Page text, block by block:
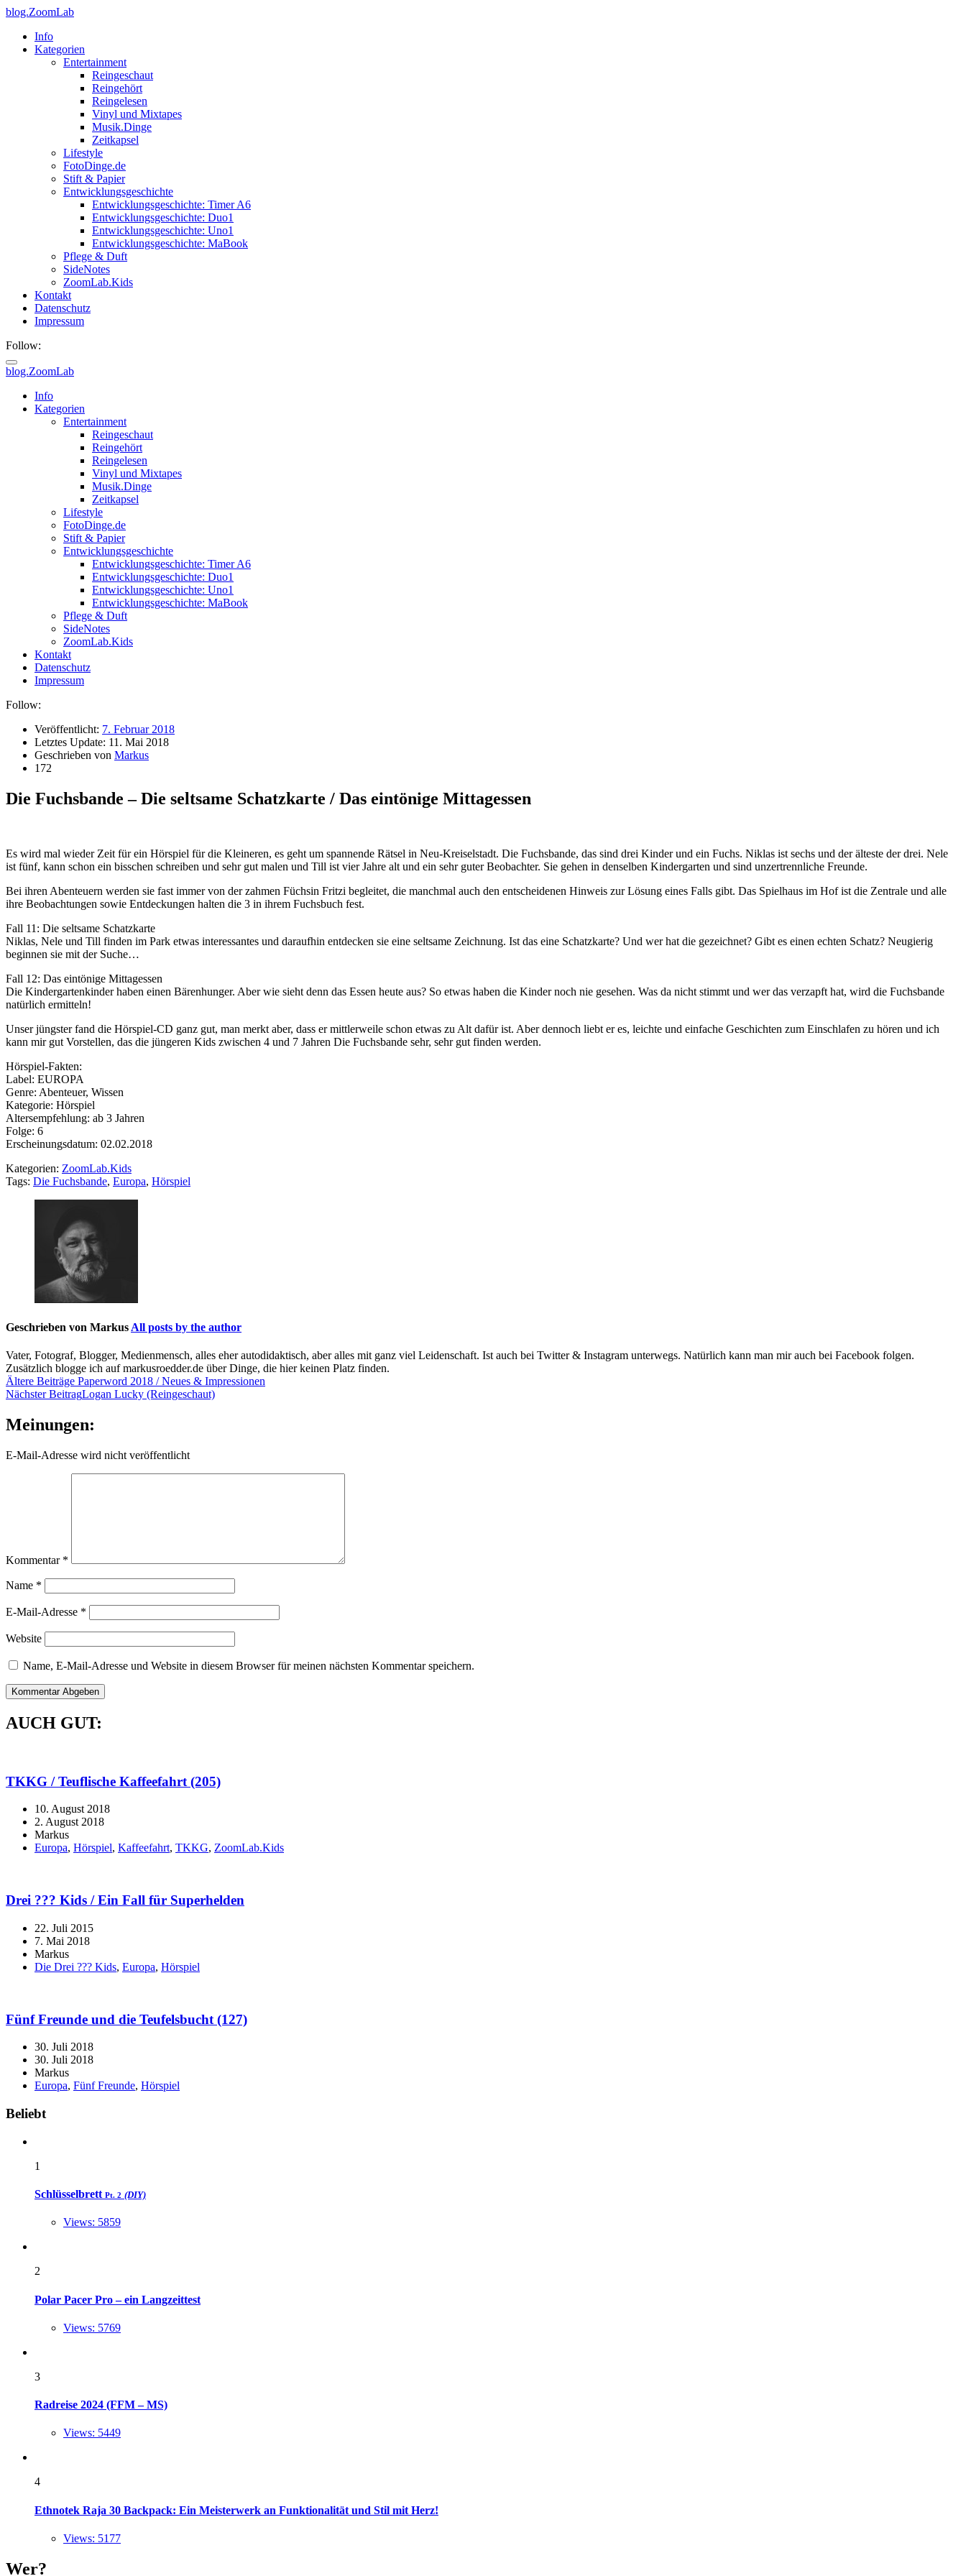
blog.ZoomLab
Info
Kategorien
Entertainment
Reingeschaut
Reingehört
Reingelesen
Vinyl und Mixtapes
Musik.Dinge
Zeitkapsel
Lifestyle
FotoDinge.de
Stift & Papier
Entwicklungsgeschichte
Entwicklungsgeschichte: Timer A6
Entwicklungsgeschichte: Duo1
Entwicklungsgeschichte: Uno1
Entwicklungsgeschichte: MaBook
Pflege & Duft
SideNotes
ZoomLab.Kids
Kontakt
Datenschutz
Impressum
Follow:
blog.ZoomLab
Info
Kategorien
Entertainment
Reingeschaut
Reingehört
Reingelesen
Vinyl und Mixtapes
Musik.Dinge
Zeitkapsel
Lifestyle
FotoDinge.de
Stift & Papier
Entwicklungsgeschichte
Entwicklungsgeschichte: Timer A6
Entwicklungsgeschichte: Duo1
Entwicklungsgeschichte: Uno1
Entwicklungsgeschichte: MaBook
Pflege & Duft
SideNotes
ZoomLab.Kids
Kontakt
Datenschutz
Impressum
Follow:
Veröffentlicht: 7. Februar 2018
Letztes Update: 11. Mai 2018
Geschrieben von Markus
172
Die Fuchsbande – Die seltsame Schatzkarte / Das eintönige Mittagessen
Es wird mal wieder Zeit für ein Hörspiel für die Kleineren, es geht um spannende Rätsel in Neu-Kreiselstadt. Die Fuchsbande, das sind drei Kinder und ein Fuchs. Niklas ist sechs und der älteste der drei. Nele
ist fünf, kann schon ein bisschen schreiben und sehr gut malen und Till ist vier Jahre alt und ein sehr guter Beobachter. Sie gehen in denselben Kindergarten und sind unzertrennliche Freunde.
Bei ihren Abenteuern werden sie fast immer von der zahmen Füchsin Fritzi begleitet, die manchmal auch den entscheidenen Hinweis zur Lösung eines Falls gibt. Das Spielhaus im Hof ist die Zentrale und alle
ihre Beobachtungen sowie Entdeckungen halten die 3 in ihrem Fuchsbuch fest.
Fall 11: Die seltsame Schatzkarte
Niklas, Nele und Till finden im Park etwas interessantes und daraufhin entdecken sie eine seltsame Zeichnung. Ist das eine Schatzkarte? Und wer hat die gezeichnet? Gibt es einen echten Schatz? Neugierig
beginnen sie mit der Suche…
Fall 12: Das eintönige Mittagessen
Die Kindergartenkinder haben einen Bärenhunger. Aber wie sieht denn das Essen heute aus? So etwas haben die Kinder noch nie gesehen. Was da nicht stimmt und wer das verzapft hat, wird die Fuchsbande
natürlich ermitteln!
Unser jüngster fand die Hörspiel-CD ganz gut, man merkt aber, dass er mittlerweile schon etwas zu Alt dafür ist. Aber dennoch liebt er es, leichte und einfache Geschichten zum Einschlafen zu hören und ich
kann mir gut Vorstellen, das die jüngeren Kids zwischen 4 und 7 Jahren Die Fuchsbande sehr, sehr gut finden werden.
Hörspiel-Fakten:
Label: EUROPA
Genre: Abenteuer, Wissen
Kategorie: Hörspiel
Altersempfehlung: ab 3 Jahren
Folge: 6
Erscheinungsdatum: 02.02.2018
Kategorien: ZoomLab.Kids
Tags: Die Fuchsbande, Europa, Hörspiel
Geschrieben von Markus All posts by the author
Vater, Fotograf, Blogger, Medienmensch, alles eher autodidaktisch, aber alles mit ganz viel Leidenschaft. Ist auch bei Twitter & Instagram unterwegs. Natürlich kann man mir auch bei Facebook folgen.
Zusätzlich blogge ich auf markusroedder.de über Dinge, die hier keinen Platz finden.
Beitragsnavigation
Ältere Beiträge Paperword 2018 / Neues & Impressionen
Nächster BeitragLogan Lucky (Reingeschaut)
Meinungen:
E-Mail-Adresse wird nicht veröffentlicht
Kommentar *
Name *
E-Mail-Adresse *
Website
Name, E-Mail-Adresse und Website in diesem Browser für meinen nächsten Kommentar speichern.
AUCH GUT:
TKKG / Teuflische Kaffeefahrt (205)
10. August 2018
2. August 2018
Markus
Europa, Hörspiel, Kaffeefahrt, TKKG, ZoomLab.Kids
Drei ??? Kids / Ein Fall für Superhelden
22. Juli 2015
7. Mai 2018
Markus
Die Drei ??? Kids, Europa, Hörspiel
Fünf Freunde und die Teufelsbucht (127)
30. Juli 2018
30. Juli 2018
Markus
Europa, Fünf Freunde, Hörspiel
Widgets
Beliebt
1
Schlüsselbrett Pt. 2 (DIY)
Views: 5859
2
Polar Pacer Pro – ein Langzeittest
Views: 5769
3
Radreise 2024 (FFM – MS)
Views: 5449
4
Ethnotek Raja 30 Backpack: Ein Meisterwerk an Funktionalität und Stil mit Herz!
Views: 5177
Wer?